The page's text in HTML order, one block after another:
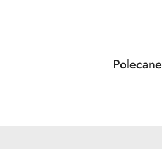
Pomiń karuzelę produktów
Produkty
Polecane